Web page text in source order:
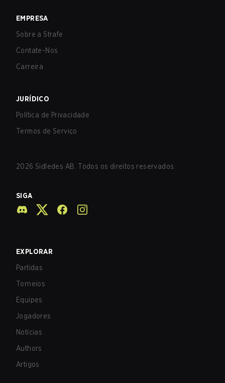
EMPRESA
Sobre a Strafe
Contate-Nos
Carreira
JURÍDICO
Política de Privacidade
Termos de Serviço
2026 Sidledes AB. Todos os direitos reservados.
SIGA
EXPLORAR
Partidas
Torneios
Equipes
Jogadores
Notícias
Authors
Artigos